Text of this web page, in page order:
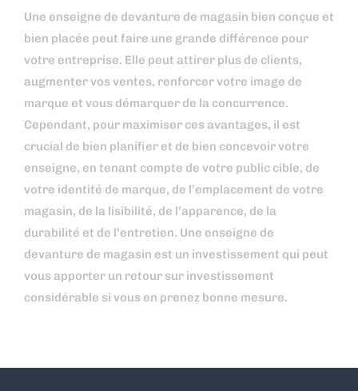
Une enseigne de devanture de magasin bien conçue et
bien placée peut faire une grande différence pour
votre entreprise. Elle peut attirer plus de clients,
augmenter vos ventes, renforcer votre image de
marque et vous démarquer de la concurrence.
Cependant, pour maximiser ces avantages, il est
crucial de bien planifier et de bien concevoir votre
enseigne, en tenant compte de votre public cible, de
votre identité de marque, de l’emplacement de votre
magasin, de la lisibilité, de l’apparence, de la
durabilité et de l’entretien. Une enseigne de
devanture de magasin est un investissement qui peut
vous apporter un retour sur investissement
considérable si vous en prenez bonne mesure.